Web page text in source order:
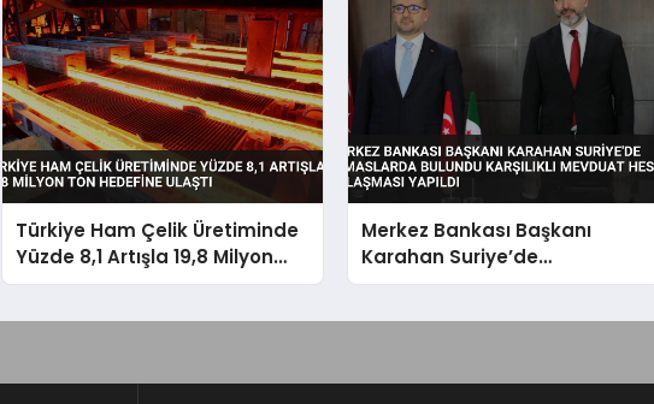
Türkiye Ham Çelik Üretiminde
Yüzde 8,1 Artışla 19,8 Milyon
Ton Hedefine Ulaştı
Merkez Bankası Başkanı
Karahan Suriye’de
Temaslarda Bulundu Karşılıklı